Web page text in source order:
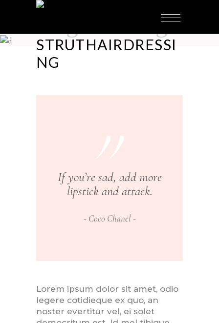
biagiotti blog
STRUTHAIRDRESSI
NG
If you’re sad, add more
lipstick and attack.
Coco Chanel
Lorem ipsum dolor sit amet, odio
legere cotidieque ex quo, an
noster evertitur vel, ei solet